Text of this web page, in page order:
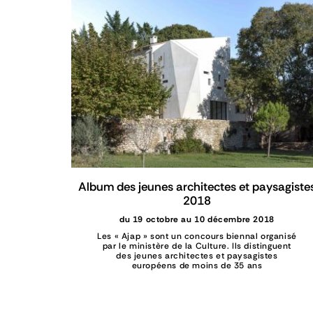
Album des jeunes architectes et
2018
du 19 octobre au 10 décembre 2018
Les « Ajap » sont un concours biennal organisé
par le ministère de la Culture. Ils distinguent
des jeunes architectes et paysagistes
européens de moins de 35 ans